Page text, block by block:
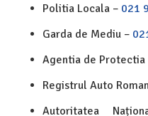
Politia Locala – 021
Garda de Mediu –
Agentia de Protectia
Registrul Auto
Autoritatea